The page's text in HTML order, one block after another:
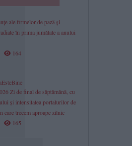
ale firmelor de pază și
în prima jumătate a anului
164
Zi de final de săptămână, cu
și intensitatea portalurilor de
care trecem aproape zilnic
165